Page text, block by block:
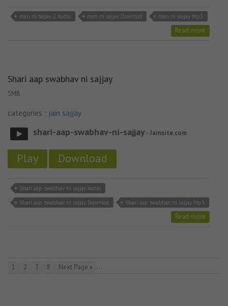
man ni sajjay 2 Audio man ni sajjay Downlod man ni sajjay Mp3
Read more
Shari aap swabhav ni sajjay
5MB
categories : jain sajjay
shari-aap-swabhav-ni-sajjay- Jainsite.com
Play Download
Shari aap swabhav ni sajjay Audio
Shari aap swabhav ni sajjay Downlod
Shari aap swabhav ni sajjay Mp3
Read more
1 2 3 …
8 Next Page »